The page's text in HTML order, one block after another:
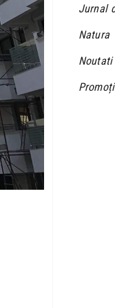
Jurnal
Natura
Noutati